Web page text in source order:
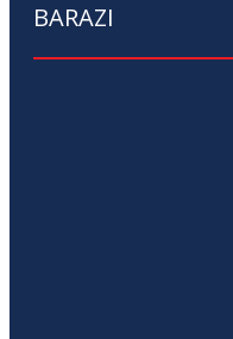
BARAZI